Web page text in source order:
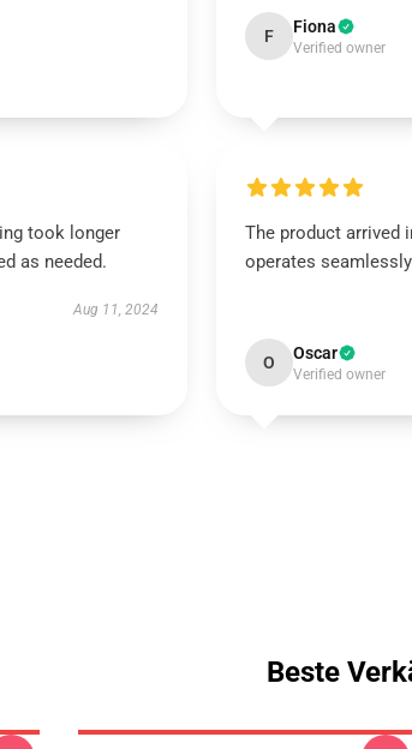
F Fiona
Verified owner
took longer
as needed.
Aug 11, 2024
The product arrived
operates
O Oscar
Verified owner
Beste